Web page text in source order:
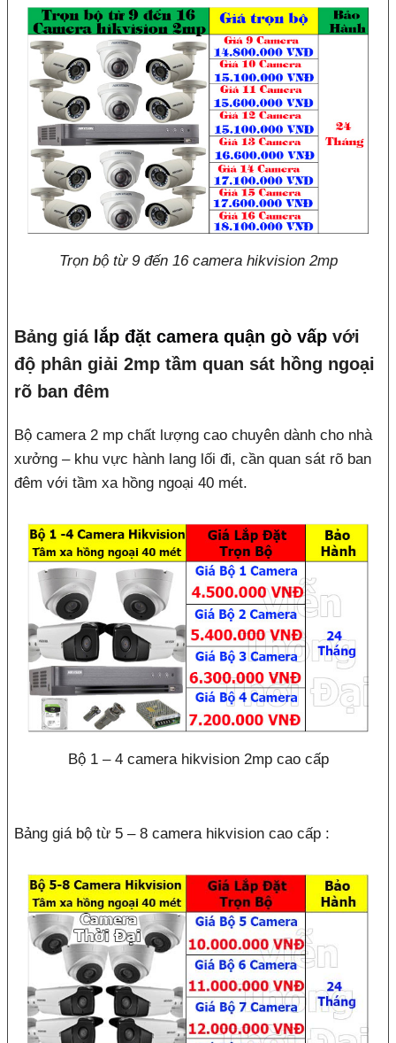
Trọn bộ từ 9 đến 16 camera hikvision 2mp
Bảng giá lắp đặt camera quận gò vấpvới
độ phân giải 2mp tầm quan sát hồng ngoại
rõ ban đêm
Bộ camera 2 mp chất lượng cao chuyên dành cho nhà
xưởng – khu vực hành lang lối đi, cần quan sát rõ ban
đêm với tầm xa hồng ngoại 40 mét.
Bộ 1 – 4 camera hikvision 2mp cao cấp
Bảng giá bộ từ 5 – 8 camera hikvision cao cấp :